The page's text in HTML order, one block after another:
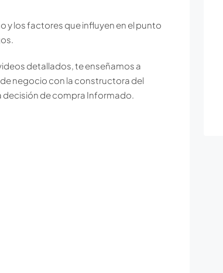
y los factores que influyen en el punto
detallados, te enseñamos a
negocio con la constructora del
de compra Informado.